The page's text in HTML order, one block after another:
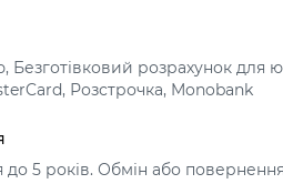
Безготівковий розрахунок для
Розстрочка, Monobank
до 5 років. Обмін або